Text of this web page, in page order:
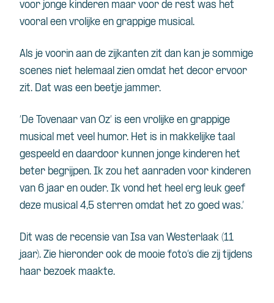
voor jonge kinderen maar voor de rest was het
vooral een vrolijke en grappige musical.
Als je voorin aan de zijkanten zit dan kan je sommige
scenes niet helemaal zien omdat het decor ervoor
zit. Dat was een beetje jammer.
‘De Tovenaar van Oz’ is een vrolijke en grappige
musical met veel humor. Het is in makkelijke taal
gespeeld en daardoor kunnen jonge kinderen het
beter begrijpen. Ik zou het aanraden voor kinderen
van 6 jaar en ouder. Ik vond het heel erg leuk geef
deze musical 4,5 sterren omdat het zo goed was.’
Dit was de recensie van Isa van Westerlaak (11
jaar). Zie hieronder ook de mooie foto’s die zij tijdens
haar bezoek maakte.